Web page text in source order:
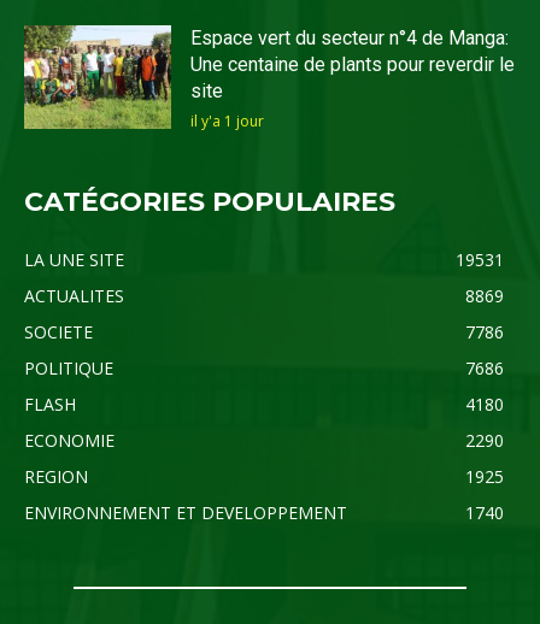
Espace vert du secteur n°4 de Manga:
Une centaine de plants pour reverdir le
site
il y'a 1 jour
CATÉGORIES POPULAIRES
LA UNE SITE
19531
ACTUALITES
8869
SOCIETE
7786
POLITIQUE
7686
FLASH
4180
ECONOMIE
2290
REGION
1925
ENVIRONNEMENT ET DEVELOPPEMENT
1740